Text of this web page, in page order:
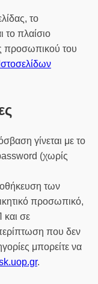
το
το πλαίσιο
προσωπικού του
γίνεται με το
(χωρίς
των
προσωπικό,
σε
που δεν
μπορείτε να
.